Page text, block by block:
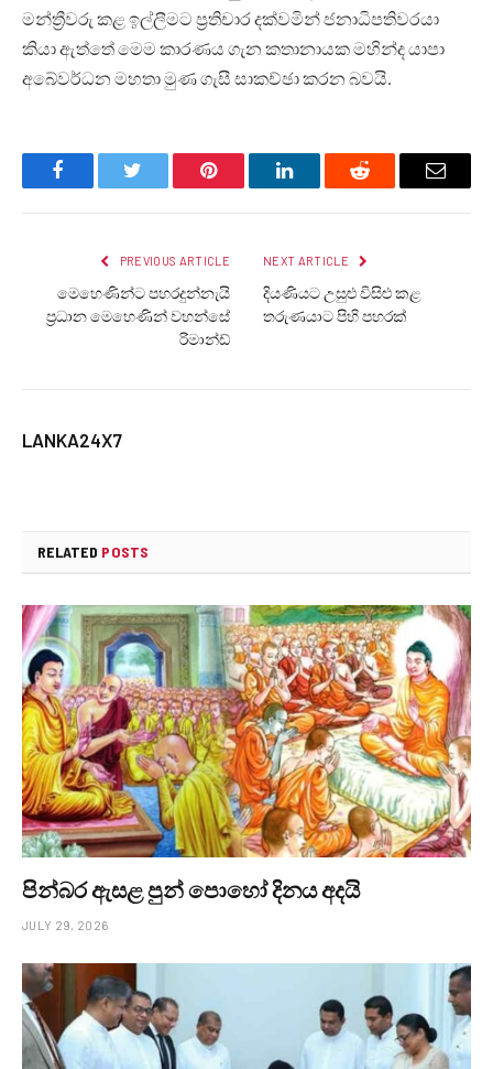
මන්ත්‍රීවරු කළ ඉල්ලීමට ප්‍රතිචාර දක්වමින් ජනාධිපතිවරයා
කියා ඇත්තේ මෙම කාරණය ගැන කතානායක මහින්ද යාපා
අබේවර්ධන මහතා මුණ ගැසී සාකච්ඡා කරන බවයි.
FacebookTwitter Pinterest LinkedInReddit Email
PREVIOUS ARTICLE
මෙහෙණින්ට පහරදුන්නැයි
ප්‍රධාන මෙහෙණින් වහන්සේ
රිමාන්ඩ්
NEXT ARTICLE
දියණියට උසුළු විසිළු කළ
තරුණයාට පිහි පහරක්
LANKA24X7
RELATED POSTS
පින්බර ඇසළ පුන් පොහෝ දිනය අදයි
JULY 29, 2026